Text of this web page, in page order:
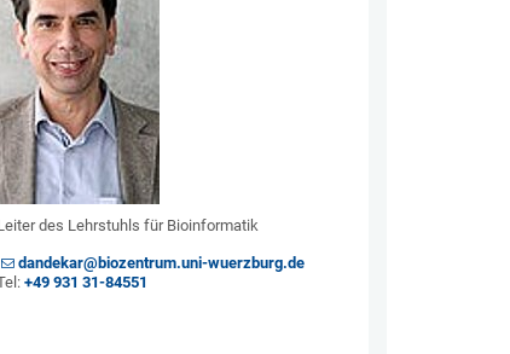
des Lehrstuhls für Bioinformatik
dandekar@biozentrum.uni-wuerzburg.de
+49 931 31-84551